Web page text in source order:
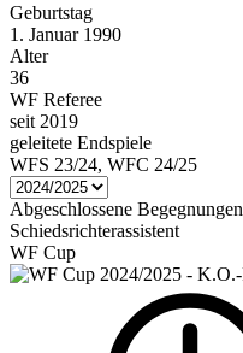
Geburtstag
1. Januar 1990
Alter
36
WF Referee
seit 2019
geleitete Endspiele
WFS 23/24, WFC 24/25
Abgeschlossene Begegnungen
Schiedsrichterassistent
WF Cup